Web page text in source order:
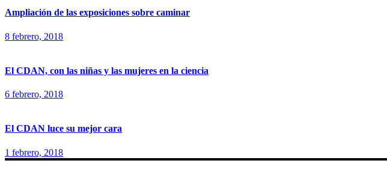
Ampliación de las exposiciones sobre caminar
8 febrero, 2018
El CDAN, con las niñas y las mujeres en la ciencia
6 febrero, 2018
El CDAN luce su mejor cara
1 febrero, 2018